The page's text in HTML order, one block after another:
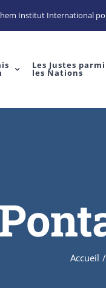
Institut International
Les Justes parmi
les Nations
Accueil /